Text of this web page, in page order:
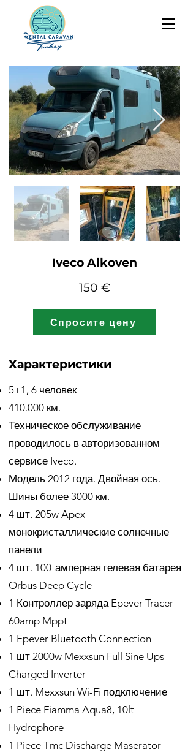
Iveco Alkoven
150 €
Спросите цену
Характеристики
5+1, 6 человек
410.000 км.
Техническое обслуживание
проводилось в авторизованном
сервисе Iveco.
Модель 2012 года. Двойная ось.
Шины более 3000 км.
4 шт. 205w Apex
монокристаллические солнечные
панели
4 шт. 100-амперная гелевая батарея
Orbus Deep Cycle
1 Контроллер заряда Epever Tracer
60amp Mppt
1 Epever Bluetooth Connection
1 шт 2000w Mexxsun Full Sine Ups
Charged Inverter
1 шт. Mexxsun Wi-Fi подключение
1 Piece Fiamma Aqua8, 10lt
Hydrophore
1 Piece Tmc Discharge Maserator